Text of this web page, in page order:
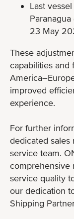
Last
Paranagua
23 May
These
capabilities and
improved
experience.
For further
dedicated sales
service team.
comprehensive
service quality
our dedication
Shipping